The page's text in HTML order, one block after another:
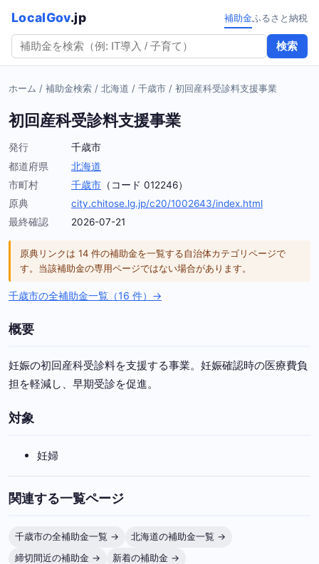
LocalGov.jp
検索
補助金ふるさと納税
ホーム / 補助金検索 / 北海道 / 千歳市 / 初回産科受診料支援事業
初回産科受診料支援事業
発行
千歳市
都道府県
北海道
市町村
千歳市 （コード 012246）
原典
city.chitose.lg.jp/c20/1002643/index.html
最終確認
2026-07-21
原典リンクは 14 件の補助金を一覧する自治体カテゴリページで
す。当該補助金の専用ページではない場合があります。
千歳市の全補助金一覧（16 件）→
概要
妊娠の初回産科受診料を支援する事業。妊娠確認時の医療費負
担を軽減し、早期受診を促進。
対象
妊婦
関連する一覧ページ
千歳市の全補助金一覧 →
北海道の補助金一覧 →
締切間近の補助金 →
新着の補助金 →